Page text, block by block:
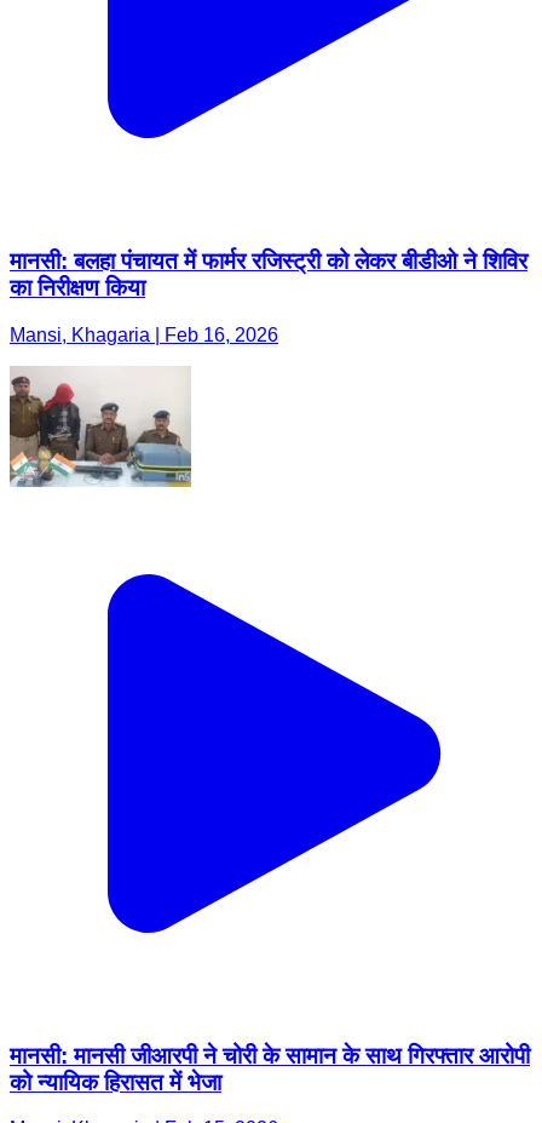
मानसी: बलहा पंचायत में फार्मर रजिस्ट्री को लेकर बीडीओ ने शिविर
का निरीक्षण किया
Mansi, Khagaria | Feb 16, 2026
मानसी: मानसी जीआरपी ने चोरी के सामान के साथ गिरफ्तार आरोपी
को न्यायिक हिरासत में भेजा